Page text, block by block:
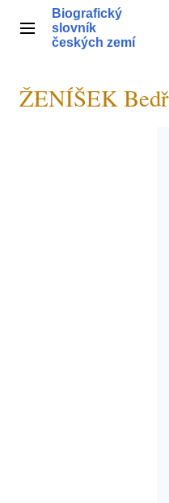
obsahHlavní menu
Biografický
slovník
českých zemí
ŽENÍŠEK